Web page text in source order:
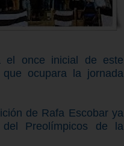
el once inicial de este
ocupara la jornada
de Rafa Escobar ya
Preolímpicos de la